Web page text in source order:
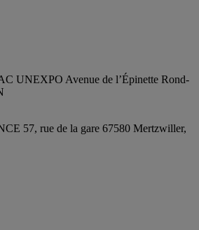
UNEXPO Avenue de l’Épinette Rond-
57, rue de la gare 67580 Mertzwiller,